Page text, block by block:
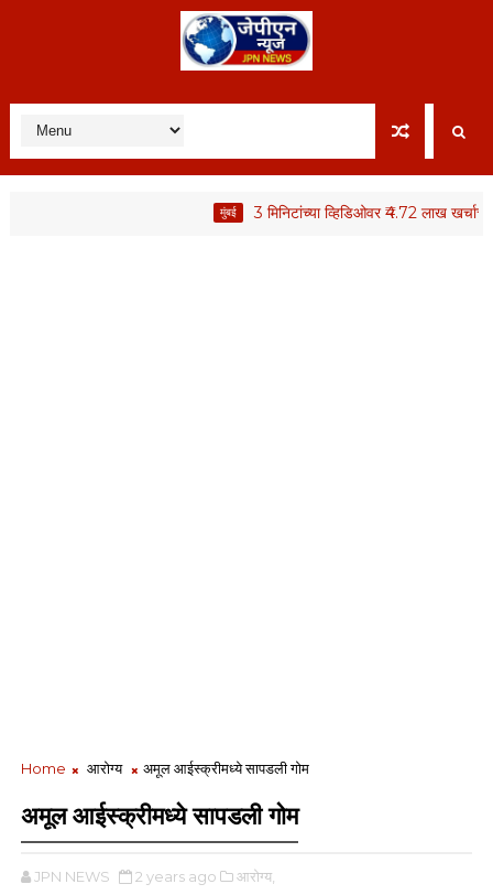
3 मिनिटांच्या व्हिडिओवर ₹4.72 लाख खर्चाचा
Home आरोग्य अमूल आईस्क्रीमध्ये सापडली गोम
अमूल आईस्क्रीमध्ये सापडली गोम
JPN NEWS 2 years ago आरोग्य,